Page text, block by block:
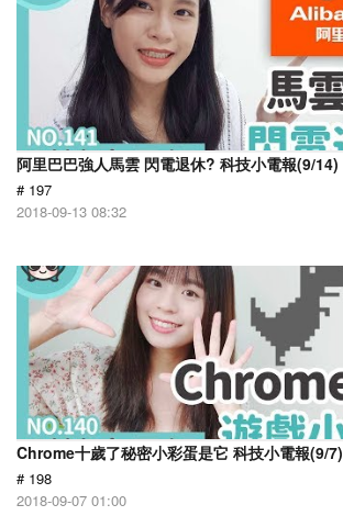
阿里巴巴強人馬雲 閃電退休? 科技小電報(9/14)
# 197
2018-09-13 08:32
Chrome十歲了秘密小彩蛋是它 科技小電報(9/7)
# 198
2018-09-07 01:00